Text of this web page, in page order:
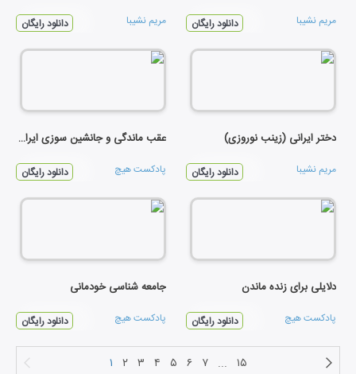
مریم نشیبا دانلود رایگان مریم نشیبا دانلود رایگان
دختر ایرانی (زینب نوروزی)
مریم نشیبا دانلود رایگان
عقب ماندگی و جانشین سوزی ایرانی
پادکست هیچ دانلود رایگان
دلایلی برای زنده ماندن
پادکست هیچ دانلود رایگان
جامعه شناسی خودمانی
پادکست هیچ دانلود رایگان
۱ ۲ ۳ ۴ ۵ ۶ ۷ ... ۱۵